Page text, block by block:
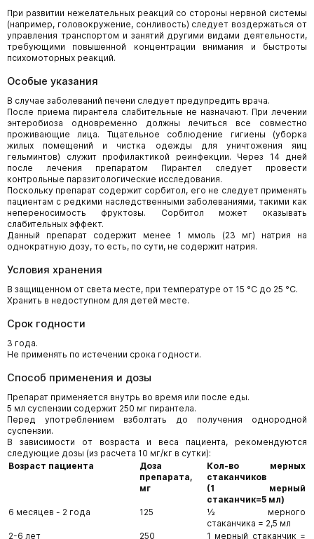
При развитии нежелательных реакций со стороны нервной системы
(например, головокружение, сонливость) следует воздержаться от
управления транспортом и занятий другими видами деятельности,
требующими повышенной концентрации внимания и быстроты
психомоторных реакций.
Особые указания
В случае заболеваний печени следует предупредить врача.
После приема пирантела слабительные не назначают. При лечении
энтеробиоза одновременно должны лечиться все совместно
проживающие лица. Тщательное соблюдение гигиены (уборка
жилых помещений и чистка одежды для уничтожения яиц
гельминтов) служит профилактикой реинфекции. Через 14 дней
после лечения препаратом Пирантел следует провести
контрольные паразитологические исследования.
Поскольку препарат содержит сорбитол, его не следует применять
пациентам с редкими наследственными заболеваниями, такими как
непереносимость фруктозы. Сорбитол может оказывать
слабительных эффект.
Данный препарат содержит менее 1 ммоль (23 мг) натрия на
однократную дозу, то есть, по сути, не содержит натрия.
Условия хранения
В защищенном от света месте, при температуре от 15 °С до 25 °С.
Хранить в недоступном для детей месте.
Срок годности
3 года.
Не применять по истечении срока годности.
Способ применения и дозы
Препарат применяется внутрь во время или после еды.
5 мл суспензии содержит 250 мг пирантела.
Перед употреблением взболтать до получения однородной
суспензии.
В зависимости от возраста и веса пациента, рекомендуются
следующие дозы (из расчета 10 мг/кг в сутки):
Возраст пациента
Доза
препарата,
мг
Кол-во мерных
стаканчиков
(1 мерный
стаканчик=5 мл)
6 месяцев - 2 года
125
½ мерного
стаканчика = 2,5 мл
2-6 лет
250 1 мерный стаканчик =